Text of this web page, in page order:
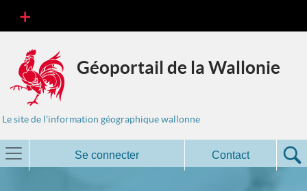
Géoportail de la Wallonie
Le site de l'information géographique wallonne
Se connecter Contact